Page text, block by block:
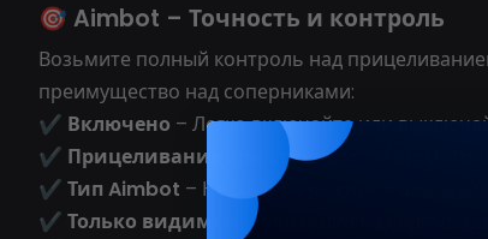
🎯 Aimbot – Точность и контроль
Возьмите полный контроль над
преимущество над соперниками:
✔ Включено – Легко включайте или
✔ Прицеливание при стрельбе
✔ Тип Aimbot – Несколько режимов для
✔ Только видимые
– Фиксация на видимых